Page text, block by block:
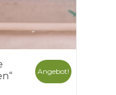
Angebot!